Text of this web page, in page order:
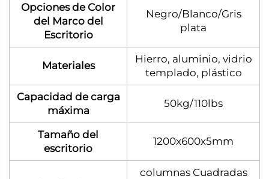
Opciones de Color
del Marco del
Escritorio
Negro/Blanco/Gris
plata
Materiales
Hierro, aluminio, vidrio
templado, plástico
Capacidad de carga
máxima
50kg/110lbs
Tamaño del
escritorio
1200x600x5mm
columnas Cuadradas